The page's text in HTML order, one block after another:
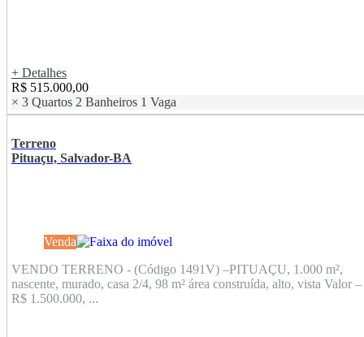
+ Detalhes
R$ 515.000,00
× 3 Quartos 2 Banheiros 1 Vaga
Terreno
Pituaçu, Salvador-BA
Venda
VENDO TERRENO - (Código 1491V) –PITUAÇU, 1.000 m²,
nascente, murado, casa 2/4, 98 m² área construída, alto, vista Valor –
R$ 1.500.000, ...